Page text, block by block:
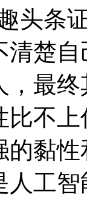
头条
清楚
，最
比不
的黏
工